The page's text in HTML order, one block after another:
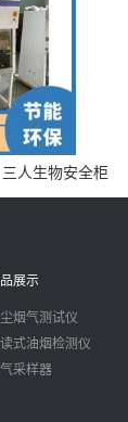
人生物安全柜
构
展示
烟气测试仪
式油烟检测仪
采样器